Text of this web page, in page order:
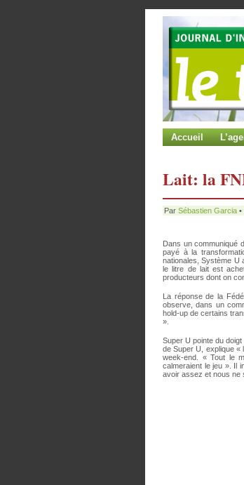
Accueil
Lait: la
Par Sébastien Garcia
Dans un communiqué
payé à la
nationales, Système U
le litre de lait est
producteurs dont on
La réponse de la
observe, dans un
hold-up de certains
».
Super U pointe du
de Super U, explique «
week-end. « Tout le
calmeraient le jeu ». Il
avoir assez et nous ne